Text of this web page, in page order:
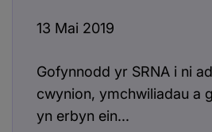
13 Mai 2019
Gofynnodd yr SRNA i ni
cwynion, ymchwiliadau a
yn erbyn ein...